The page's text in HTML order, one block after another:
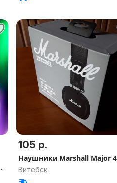
105 р.
Наушники Marshall Major 4
Витебск